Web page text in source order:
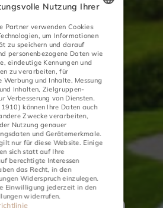
POLISH
ENGLISH
CZECH
Nutzung Ihrer
Partner verwenden Cookies
um Informationen
zu speichern und darauf
personenbezogene Daten wie
eindeutige Kennungen und
zu verarbeiten, für
Werbung und Inhalte, Messung
Inhalten, Zielgruppen-
Verbesserung von Diensten.
können Ihre Daten auch
Zwecke verarbeiten,
Nutzung genauer
und Gerätemerkmale.
nur für diese Website. Einige
sich statt auf Ihre
berechtigte Interessen
das Recht, in den
Widerspruch einzulegen.
Einwilligung jederzeit in den
widerrufen.